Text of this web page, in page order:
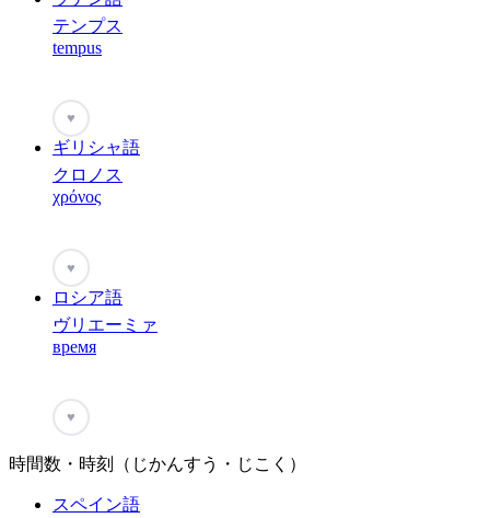
テンプス
tempus
♥
ギリシャ語
クロノス
χρόνος
♥
ロシア語
ヴリエーミァ
время
♥
時間数・時刻（じかんすう・じこく）
スペイン語